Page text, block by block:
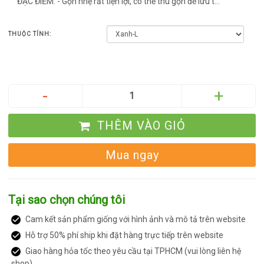
THUỘC TÍNH:
THÊM VÀO GIỎ
Mua ngay
Tại sao chọn chúng tôi
Cam kết sản phẩm giống với hình ảnh và mô tả trên website
Hỗ trợ 50% phí ship khi đặt hàng trực tiếp trên website
Giao hàng hỏa tốc theo yêu cầu tại TPHCM (vui lòng liên hệ